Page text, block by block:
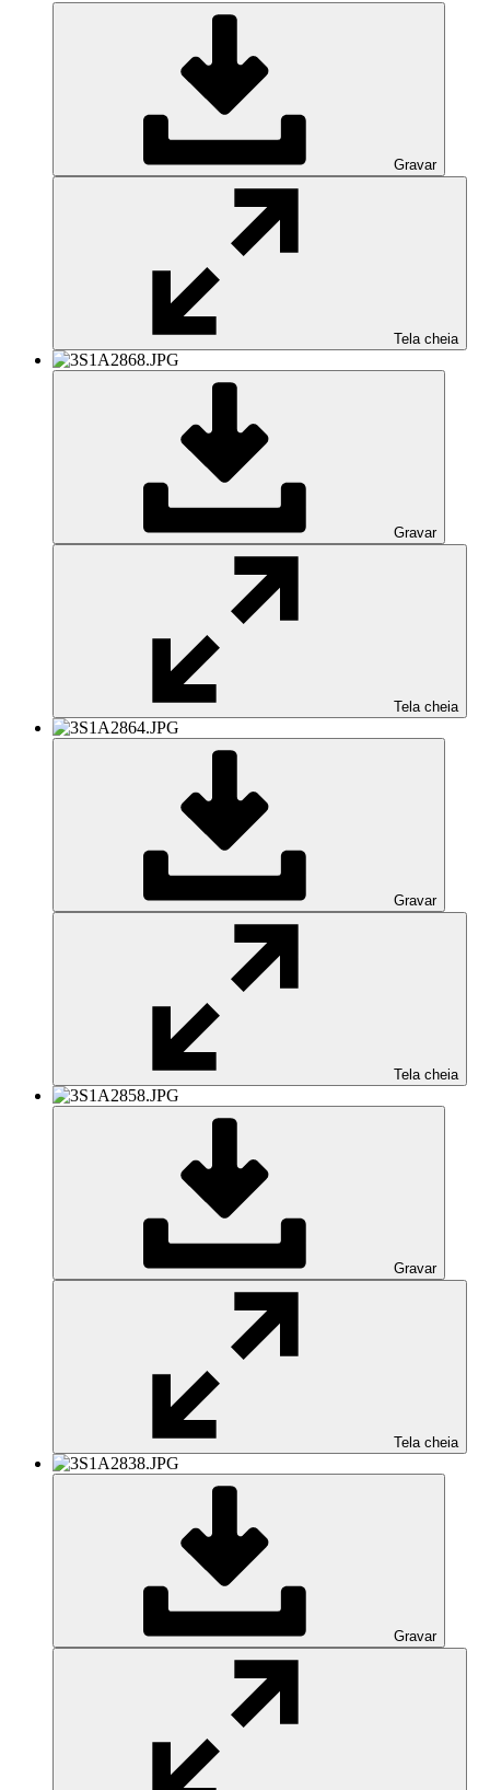
Gravar
Tela cheia
Gravar
Tela cheia
Gravar
Tela cheia
Gravar
Tela cheia
Gravar